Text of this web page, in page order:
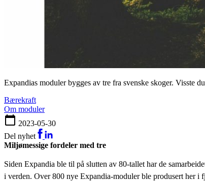
Expandias moduler bygges av tre fra svenske skoger. Visste
bærekraft
om moduler
2023-05-30
Del nyhet
Miljømessige fordeler med tre
Siden Expandia ble til på slutten av 80-tallet har de
i verden. Over 800 nye Expandia-moduler ble produsert her i